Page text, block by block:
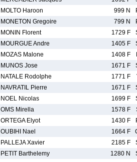
MOLTO Haroon 999 N
MONETON Gregoire 799 N
MONIN Florent 1729 F
MOURGUE Andre 1405 F
MOZAS Malone 1408 F
MUNOS Jose 1671 F
NATALE Rodolphe 1771 F
NAVRATIL Pierre 1671 F
NOEL Nicolas 1699 F
OMS Mirella 1578 F
ORTEGA Elyot 1430 F
OUBIHI Nael 1664 F
PALLEJA Xavier 2185 F
PETIT Barthelemy 1280 N